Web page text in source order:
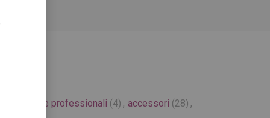
attrezzature professionali (4) , accessori (28) ,